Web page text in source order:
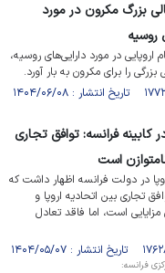
بزرگ مکرون در مورد
روسیه
اروپایی در مورد دارایی‌های روسیه،
بزرگی را برای مکرون به بار آورد.
کابینه فرانسه: توافق تجاری
است
در دولت فرانسه اظهار داشت که
تجاری بین اتحادیه اروپا و
مزایایی است، اما فاقد تعادل
فرانسه: